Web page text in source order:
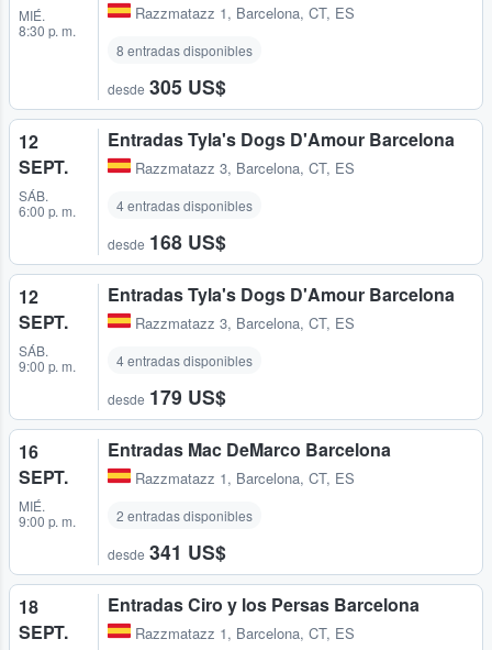
MIÉ.
8:30 p. m.
Razzmatazz 1, Barcelona, CT, ES
8 entradas disponibles
desde 305 US$
12
SEPT.
SÁB.
6:00 p. m.
Entradas Tyla's Dogs D'Amour Barcelona
Razzmatazz 3, Barcelona, CT, ES
4 entradas disponibles
desde 168 US$
12
SEPT.
SÁB.
9:00 p. m.
Entradas Tyla's Dogs D'Amour Barcelona
Razzmatazz 3, Barcelona, CT, ES
4 entradas disponibles
desde 179 US$
16
SEPT.
MIÉ.
9:00 p. m.
Entradas Mac DeMarco Barcelona
Razzmatazz 1, Barcelona, CT, ES
2 entradas disponibles
desde 341 US$
18
SEPT.
Entradas Ciro y los Persas Barcelona
Razzmatazz 1, Barcelona, CT, ES